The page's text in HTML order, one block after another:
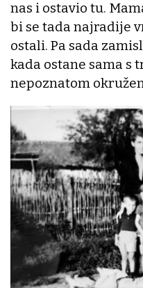
nas i ostavio tu.
bi se tada najradije
ostali. Pa sada
kada ostane sama s
nepoznatom